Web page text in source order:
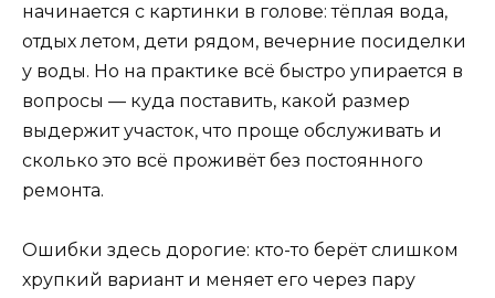
начинается с картинки в голове: тёплая вода,
отдых летом, дети рядом, вечерние посиделки
у воды. Но на практике всё быстро упирается в
вопросы — куда поставить, какой размер
выдержит участок, что проще обслуживать и
сколько это всё проживёт без постоянного
ремонта.
Ошибки здесь дорогие: кто-то берёт слишком
хрупкий вариант и меняет его через пару